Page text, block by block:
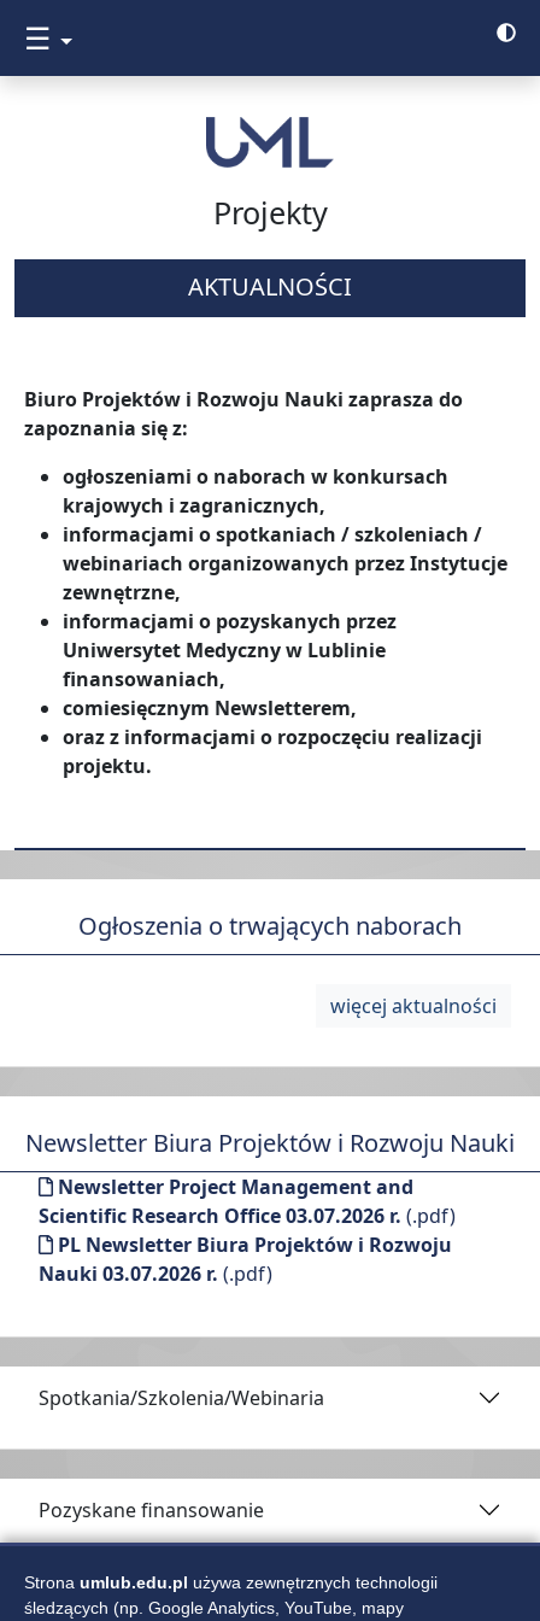
☰
Projekty
AKTUALNOŚCI
Biuro Projektów i Rozwoju Nauki zaprasza do
zapoznania się z:
ogłoszeniami o naborach w konkursach
krajowych i zagranicznych,
informacjami o spotkaniach / szkoleniach /
webinariach organizowanych przez Instytucje
zewnętrzne,
informacjami o pozyskanych przez
Uniwersytet Medyczny w Lublinie
finansowaniach,
comiesięcznym Newsletterem,
oraz z informacjami o rozpoczęciu realizacji
projektu.
Ogłoszenia o trwających naborach
więcej aktualności
Newsletter Biura Projektów i Rozwoju Nauki
Newsletter Project Management and
Scientific Research Office 03.07.2026 r. (.pdf)
PL Newsletter Biura Projektów i Rozwoju
Nauki 03.07.2026 r. (.pdf)
Spotkania/Szkolenia/Webinaria
Pozyskane finansowanie
Strona umlub.edu.pl używa zewnętrznych technologii
śledzących (np. Google Analytics, YouTube, mapy